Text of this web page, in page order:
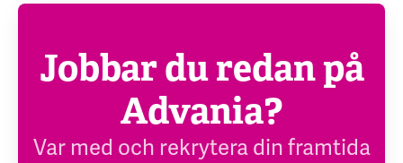
Jobbar du redan på
Advania?
Var med och rekrytera din framtida